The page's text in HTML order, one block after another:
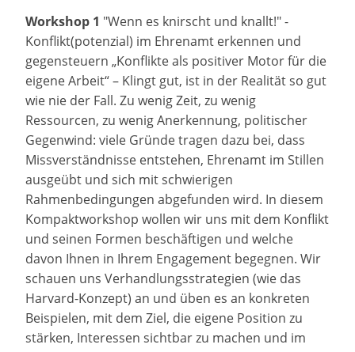
Workshop 1 "Wenn es knirscht und knallt!" -
Konflikt(potenzial) im Ehrenamt erkennen und
gegensteuern „Konflikte als positiver Motor für die
eigene Arbeit“ – Klingt gut, ist in der Realität so gut
wie nie der Fall. Zu wenig Zeit, zu wenig
Ressourcen, zu wenig Anerkennung, politischer
Gegenwind: viele Gründe tragen dazu bei, dass
Missverständnisse entstehen, Ehrenamt im Stillen
ausgeübt und sich mit schwierigen
Rahmenbedingungen abgefunden wird. In diesem
Kompaktworkshop wollen wir uns mit dem Konflikt
und seinen Formen beschäftigen und welche
davon Ihnen in Ihrem Engagement begegnen. Wir
schauen uns Verhandlungsstrategien (wie das
Harvard-Konzept) an und üben es an konkreten
Beispielen, mit dem Ziel, die eigene Position zu
stärken, Interessen sichtbar zu machen und im